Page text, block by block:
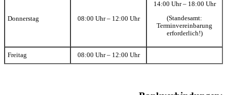
Donnerstag 08:00 Uhr – 12:00 Uhr
14:00 Uhr – 18:00 Uhr
(Standesamt:
Terminvereinbarung
erforderlich!)
Freitag 08:00 Uhr – 12:00 Uhr